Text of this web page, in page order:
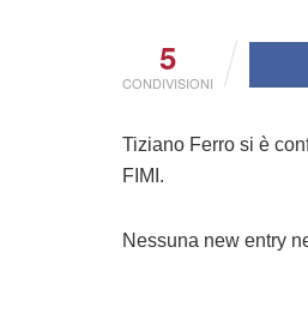
5
CONDIVISIONI
Tiziano Ferro si è
FIMI.
Nessuna new entry